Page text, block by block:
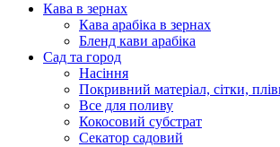
Кава в зернах
Кава арабіка в зернах
Бленд кави арабіка
Сад та город
Насіння
Покривний матеріал, сітки,
Все для поливу
Кокосовий субстрат
Секатор садовий